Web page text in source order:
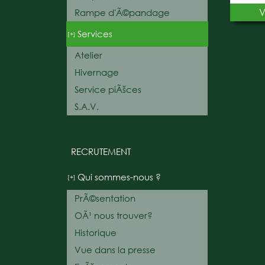
Rampe d'Ã©pandage
[+] Services
Atelier
Hivernage
Service piÃšces
S.A.V.
RECRUTEMENT
[+] Qui sommes-nous ?
PrÃ©sentation
OÃ¹ nous trouver?
Historique
Vue dans la presse